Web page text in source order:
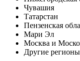
Чувашия
Татарстан
Пензенская
Мари Эл
Москва и
Другие